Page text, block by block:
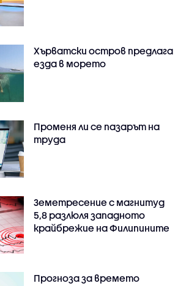
Хърватски остров предлага
езда в морето
Променя ли се пазарът на
труда
Земетресение с магнитуд
5,8 разлюля западното
крайбрежие на Филипините
Прогноза за времето